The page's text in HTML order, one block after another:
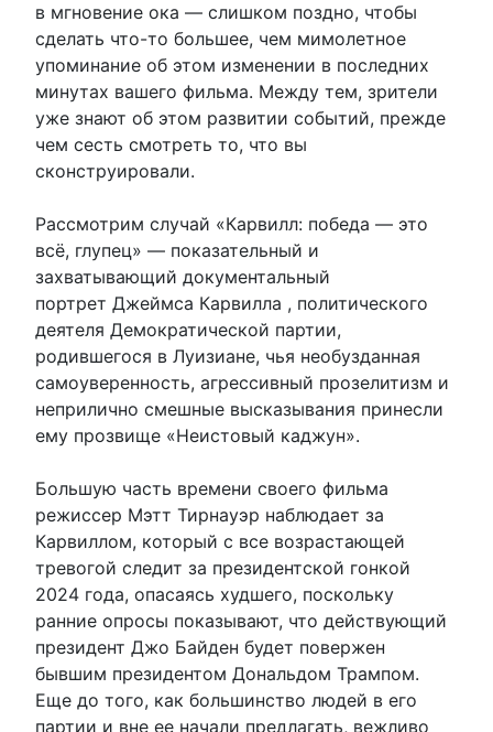
в мгновение ока — слишком поздно, чтобы
сделать что-то большее, чем мимолетное
упоминание об этом изменении в последних
минутах вашего фильма. Между тем, зрители
уже знают об этом развитии событий, прежде
чем сесть смотреть то, что вы
сконструировали.
Рассмотрим случай «Карвилл: победа — это
всё, глупец» — показательный и
захватывающий документальный
портрет Джеймса Карвилла , политического
деятеля Демократической партии,
родившегося в Луизиане, чья необузданная
самоуверенность, агрессивный прозелитизм и
неприлично смешные высказывания принесли
ему прозвище «Неистовый каджун».
Большую часть времени своего фильма
режиссер Мэтт Тирнауэр наблюдает за
Карвиллом, который с все возрастающей
тревогой следит за президентской гонкой
2024 года, опасаясь худшего, поскольку
ранние опросы показывают, что действующий
президент Джо Байден будет повержен
бывшим президентом Дональдом Трампом.
Еще до того, как большинство людей в его
партии и вне ее начали предлагать, вежливо